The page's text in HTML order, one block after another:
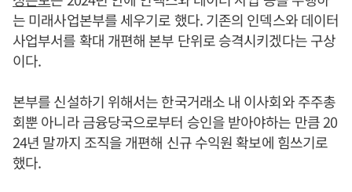
는 미래사업본부를 세우기로 했다. 기존의 인덱스와 데이터
사업부서를 확대 개편해 본부 단위로 승격시키겠다는 구상
이다.
본부를 신설하기 위해서는 한국거래소 내 이사회와 주주총
회뿐 아니라 금융당국으로부터 승인을 받아야하는 만큼 20
24년 말까지 조직을 개편해 신규 수익원 확보에 힘쓰기로
했다.